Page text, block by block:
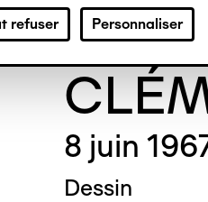
refuser Personnaliser
8 juin
Dessin